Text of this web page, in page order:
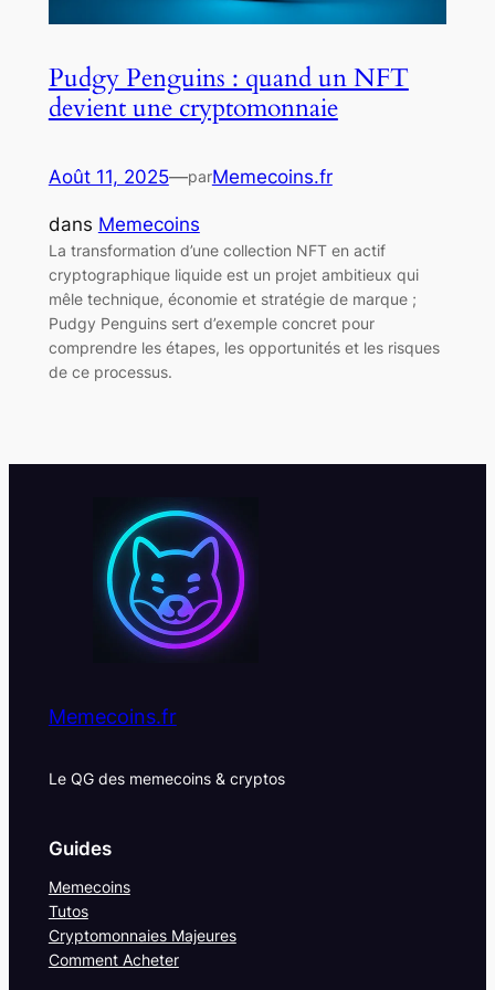
Pudgy Penguins : quand un NFT
devient une cryptomonnaie
Août 11, 2025—parMemecoins.fr
dans Memecoins
La transformation d’une collection NFT en actif
cryptographique liquide est un projet ambitieux qui
mêle technique, économie et stratégie de marque ;
Pudgy Penguins sert d’exemple concret pour
comprendre les étapes, les opportunités et les risques
de ce processus.
Memecoins.fr
Le QG des memecoins & cryptos
Guides
Memecoins
Tutos
Cryptomonnaies Majeures
Comment Acheter